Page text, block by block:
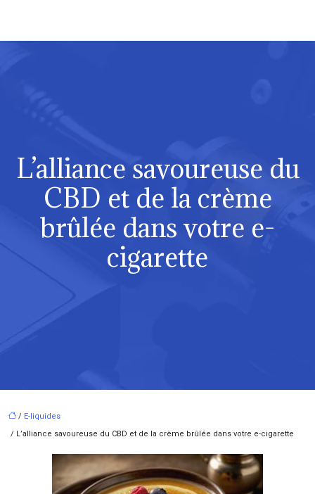
L’alliance savoureuse du
CBD et de la crème
brûlée dans votre e-
cigarette
/ E-liquides
/ L’alliance savoureuse du CBD et de la crème brûlée dans votre e-cigarette